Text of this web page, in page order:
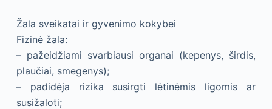
Žala sveikatai ir gyvenimo kokybei
Fizinė žala:
– pažeidžiami svarbiausi organai (kepenys, širdis,
plaučiai, smegenys);
– padidėja rizika susirgti lėtinėmis ligomis ar
susižaloti;